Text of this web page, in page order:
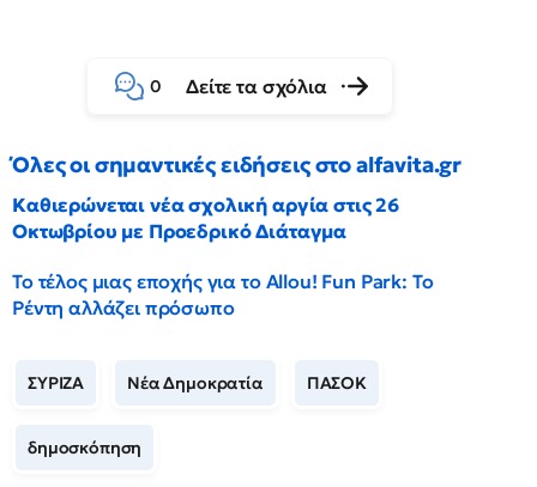
0 Δείτε τα σχόλια
Όλες οι σημαντικές ειδήσεις στο alfavita.gr
Καθιερώνεται νέα σχολική αργία στις 26
Οκτωβρίου με Προεδρικό Διάταγμα
Το τέλος μιας εποχής για το Allou! Fun Park: Το
Ρέντη αλλάζει πρόσωπο
ΣΥΡΙΖΑ Νέα Δημοκρατία ΠΑΣΟΚ
δημοσκόπηση